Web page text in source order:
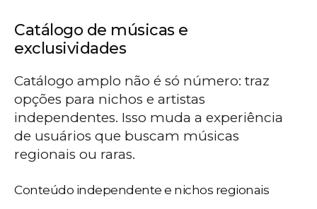
Catálogo de músicas e
exclusividades
Catálogo amplo não é só número: traz
opções para nichos e artistas
independentes. Isso muda a experiência
de usuários que buscam músicas
regionais ou raras.
Conteúdo independente e nichos regionais